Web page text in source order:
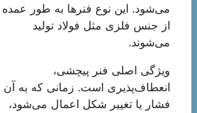
می‌شود. این نوع فنرها به طور عمده
از جنس فلزی مثل فولاد تولید
می‌شوند.
ویژگی اصلی فنر پیچشی،
انعطاف‌پذیری است. زمانی که به آن
فشار یا تغییر شکل اعمال می‌شود،